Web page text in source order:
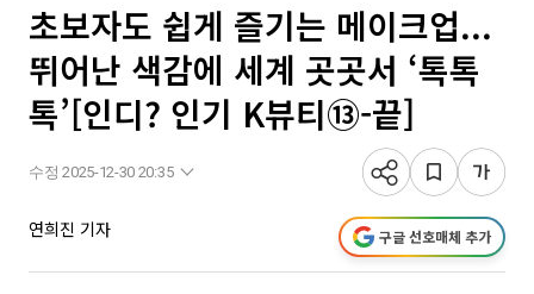
초보자도 쉽게 즐기는 메이크업...
뛰어난 색감에 세계 곳곳서 ‘톡톡
톡’[인디? 인기 K뷰티⑬-끝]
수정 2025-12-30 20:35
연희진 기자 구글 선호매체 추가